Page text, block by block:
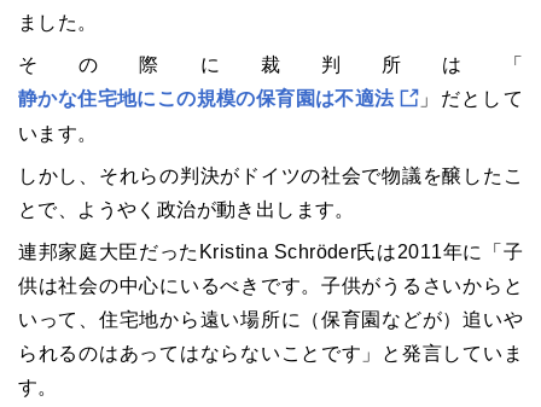
ました。
その際に裁判所は「
静かな住宅地にこの規模の保育園は不適法
」だとして
います。
しかし、それらの判決がドイツの社会で物議を醸したこ
とで、ようやく政治が動き出します。
連邦家庭大臣だったKristina Schröder氏は2011年に「子
供は社会の中心にいるべきです。子供がうるさいからと
いって、住宅地から遠い場所に（保育園などが）追いや
られるのはあってはならないことです」と発言していま
す。